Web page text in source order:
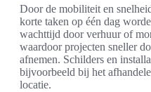
Door de mobiliteit en
korte taken op één dag
wachttijd door verhuur of
waardoor projecten sneller
afnemen. Schilders en
bijvoorbeeld bij het
locatie.